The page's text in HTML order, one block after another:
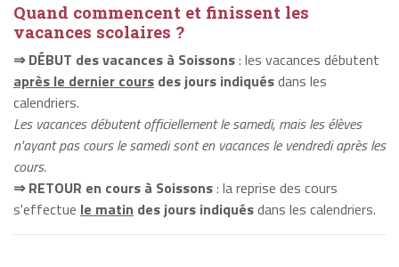
Quand commencent et finissent les
vacances scolaires ?
⇒ DÉBUT des vacances à Soissons: les vacances débutent
après le dernier cours des jours indiquésdans les
calendriers.
Les vacances débutent officiellement le samedi, mais les élèves
n'ayant pas cours le samedi sont en vacances le vendredi après les
cours.
⇒ RETOUR en cours à Soissons: la reprise des cours
s'effectue le matin des jours indiquésdans les calendriers.